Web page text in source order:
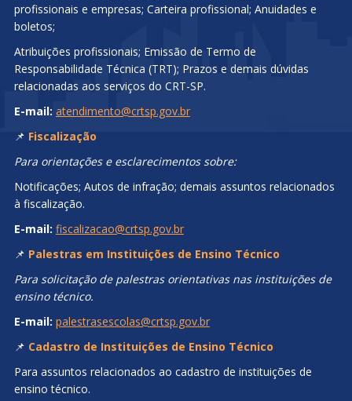
profissionais e empresas; Carteira profissional; Anuidades e
boletos;
Atribuições profissionais; Emissão de Termo de
Responsabilidade Técnica (TRT); Prazos e demais dúvidas
relacionadas aos serviços do CRT-SP.
E-mail: atendimento@crtsp.gov.br
📌 Fiscalização
Para orientações e esclarecimentos sobre:
Notificações; Autos de infração; demais assuntos relacionados
à fiscalização.
E-mail: fiscalizacao@crtsp.gov.br
📌 Palestras em Instituições de Ensino Técnico
Para solicitação de palestras orientativas nas instituições de
ensino técnico.
E-mail: palestrasescolas@crtsp.gov.br
📌 Cadastro de Instituições de Ensino Técnico
Para assuntos relacionados ao cadastro de instituições de
ensino técnico.